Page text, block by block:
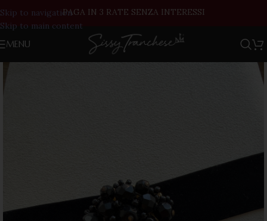
Skip to navigation
Skip to main content
PAGA IN 3 RATE SENZA INTERESSI
MENU